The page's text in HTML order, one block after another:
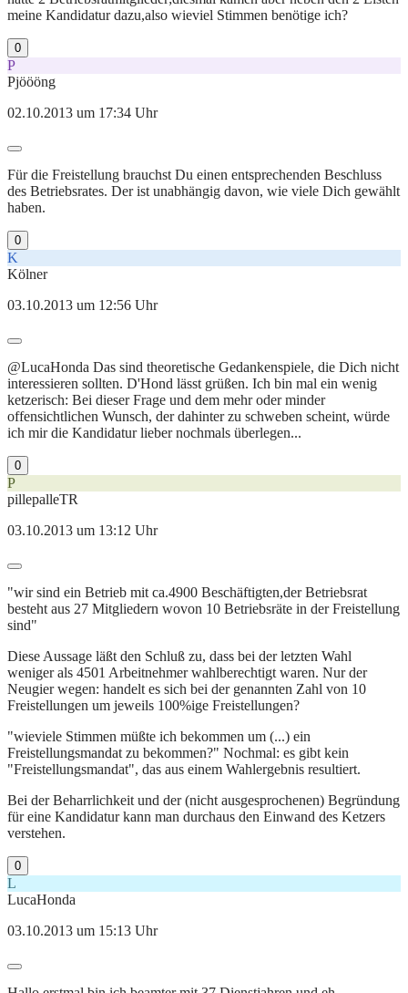
meine Kandidatur dazu,also wieviel Stimmen benötige ich?
0
P
Pjöööng
02.10.2013 um 17:34 Uhr
Für die Freistellung brauchst Du einen entsprechenden Beschluss
des Betriebsrates. Der ist unabhängig davon, wie viele Dich gewählt
haben.
0
K
Kölner
03.10.2013 um 12:56 Uhr
@LucaHonda Das sind theoretische Gedankenspiele, die Dich nicht
interessieren sollten. D'Hond lässt grüßen. Ich bin mal ein wenig
ketzerisch: Bei dieser Frage und dem mehr oder minder
offensichtlichen Wunsch, der dahinter zu schweben scheint, würde
ich mir die Kandidatur lieber nochmals überlegen...
0
P
pillepalleTR
03.10.2013 um 13:12 Uhr
"wir sind ein Betrieb mit ca.4900 Beschäftigten,der Betriebsrat
besteht aus 27 Mitgliedern wovon 10 Betriebsräte in der Freistellung
sind"
Diese Aussage läßt den Schluß zu, dass bei der letzten Wahl
weniger als 4501 Arbeitnehmer wahlberechtigt waren. Nur der
Neugier wegen: handelt es sich bei der genannten Zahl von 10
Freistellungen um jeweils 100%ige Freistellungen?
"wieviele Stimmen müßte ich bekommen um (...) ein
Freistellungsmandat zu bekommen?" Nochmal: es gibt kein
"Freistellungsmandat", das aus einem Wahlergebnis resultiert.
Bei der Beharrlichkeit und der (nicht ausgesprochenen) Begründung
für eine Kandidatur kann man durchaus den Einwand des Ketzers
verstehen.
0
L
LucaHonda
03.10.2013 um 15:13 Uhr